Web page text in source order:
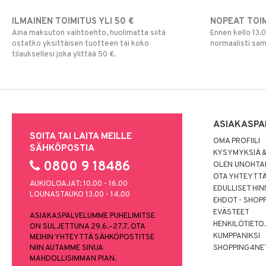
ILMAINEN TOIMITUS YLI 50 €
Aina maksuton vaihtoehto, huolimatta siitä
ostatko yksittäisen tuotteen tai koko
tilauksellesi joka ylittää 50 €.
NOPEAT
Ennen kello
normaalisti
SOITA TAI LAITA MEILLE
SÄHKÖPOSTIA
0800 9 18486
AUKIOLOAJAT: 10.00 - 16.00
LOUNASTAUKO 13.00 - 14.00
ASIAKASPALVELUMME PUHELIMITSE
ON SULJETTUNA 29.6.–27.7. OTA
MEIHIN YHTEYTTÄ SÄHKÖPOSTITSE
NIIN AUTAMME SINUA
MAHDOLLISIMMAN PIAN.
OMA PROFIILI
KYSYMYKSIÄ
OLEN
OTA
EDULLISET
EHDOT -
EVÄSTEET
KUMPPANIKSI